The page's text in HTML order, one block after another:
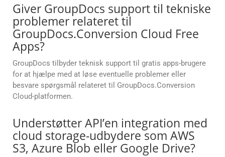
Giver GroupDocs support til tekniske
problemer relateret til
GroupDocs.Conversion Cloud Free
Apps?
GroupDocs tilbyder teknisk support til gratis apps-brugere
for at hjælpe med at løse eventuelle problemer eller
besvare spørgsmål relateret til GroupDocs.Conversion
Cloud-platformen.
Understøtter API’en integration med
cloud storage-udbydere som AWS
S3, Azure Blob eller Google Drive?